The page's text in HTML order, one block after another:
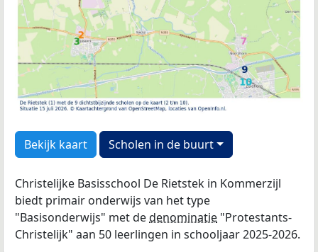
Bekijk kaart Scholen in de buurt
Christelijke Basisschool De Rietstek in Kommerzijl
biedt primair onderwijs van het type
"Basisonderwijs" met dedenominatie "Protestants-
Christelijk" aan 50 leerlingen in schooljaar 2025-2026.